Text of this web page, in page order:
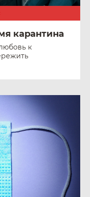
карантина
к